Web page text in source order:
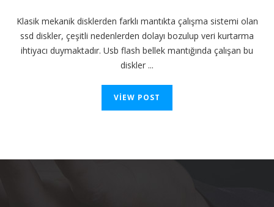
Klasik mekanik disklerden farklı mantıkta çalışma sistemi olan
ssd diskler, çeşitli nedenlerden dolayı bozulup veri kurtarma
ihtiyacı duymaktadır. Usb flash bellek mantığında çalışan bu
diskler ...
VIEW POST